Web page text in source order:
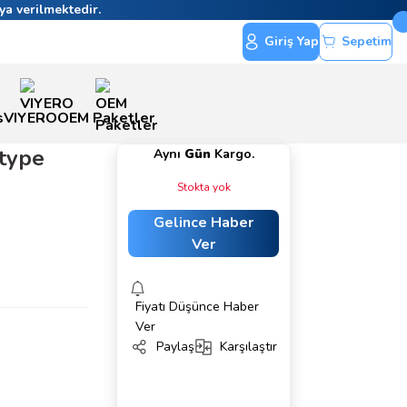
verilmektedir.
Giriş Yap
Sepetim
VIYEROOEM Paketler
Aynı Gün Kargo.
Stokta yok
Gelince Haber
Ver
Fiyatı Düşünce Haber
Ver
Paylaş
Karşılaştır